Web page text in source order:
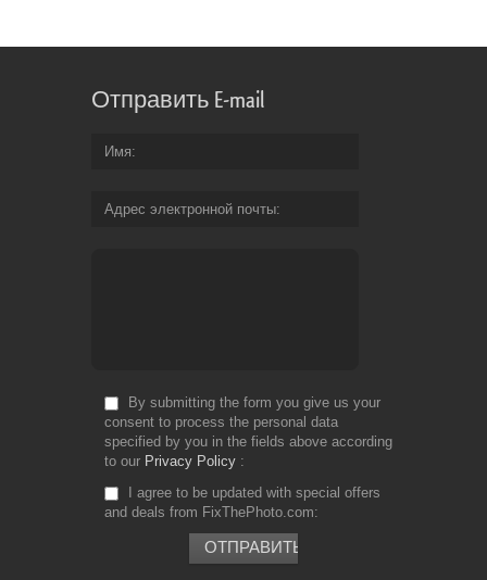
Отправить E-mail
Имя
Адрес электронной почты
By submitting the form you give us your
consent to process the personal data
specified by you in the fields above according
to our Privacy Policy
I agree to be updated with special offers
and deals from FixThePhoto.com